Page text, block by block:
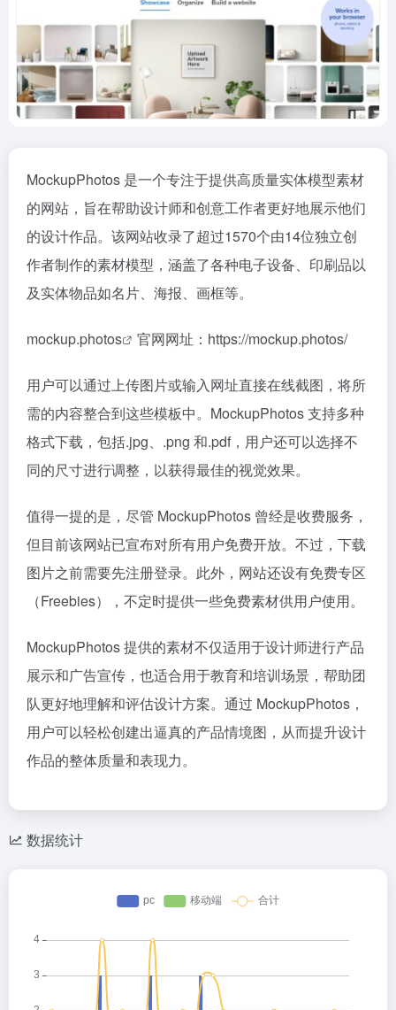
MockupPhotos 是一个专注于提供高质量实体模型素材
的网站，旨在帮助设计师和创意工作者更好地展示他们
的设计作品。该网站收录了超过1570个由14位独立创
作者制作的素材模型，涵盖了各种电子设备、印刷品以
及实体物品如名片、海报、画框等。
mockup.photos 官网网址：https://mockup.photos/
用户可以通过上传图片或输入网址直接在线截图，将所
需的内容整合到这些模板中。MockupPhotos 支持多种
格式下载，包括.jpg、.png 和.pdf，用户还可以选择不
同的尺寸进行调整，以获得最佳的视觉效果。
值得一提的是，尽管 MockupPhotos 曾经是收费服务，
但目前该网站已宣布对所有用户免费开放。不过，下载
图片之前需要先注册登录。此外，网站还设有免费专区
（Freebies），不定时提供一些免费素材供用户使用。
MockupPhotos 提供的素材不仅适用于设计师进行产品
展示和广告宣传，也适合用于教育和培训场景，帮助团
队更好地理解和评估设计方案。通过 MockupPhotos，
用户可以轻松创建出逼真的产品情境图，从而提升设计
作品的整体质量和表现力。
数据统计